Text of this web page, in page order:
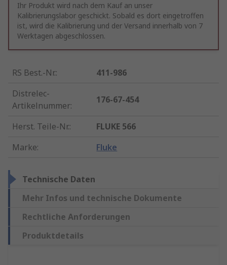
Ihr Produkt wird nach dem Kauf an unser
Kalibrierungslabor geschickt. Sobald es dort eingetroffen
ist, wird die Kalibrierung und der Versand innerhalb von 7
Werktagen abgeschlossen.
RS Best.-Nr.:
411-986
Distrelec-
Artikelnummer:
176-67-454
Herst. Teile-Nr.:
FLUKE 566
Marke: Fluke
Technische Daten
Mehr Infos und technische Dokumente
Rechtliche Anforderungen
Produktdetails